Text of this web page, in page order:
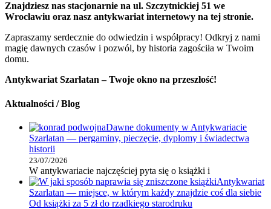
Znajdziesz nas stacjonarnie na ul. Szczytnickiej 51 we
Wrocławiu oraz nasz antykwariat internetowy na tej stronie.
Zapraszamy serdecznie do odwiedzin i współpracy! Odkryj z nami
magię dawnych czasów i pozwól, by historia zagościła w Twoim
domu.
Antykwariat Szarlatan – Twoje okno na przeszłość!
Aktualności / Blog
Dawne dokumenty w Antykwariacie
Szarlatan — pergaminy, pieczęcie, dyplomy i świadectwa
historii
23/07/2026
W antykwariacie najczęściej pyta się o książki i
Antykwariat
Szarlatan — miejsce, w którym każdy znajdzie coś dla siebie
Od książki za 5 zł do rzadkiego starodruku